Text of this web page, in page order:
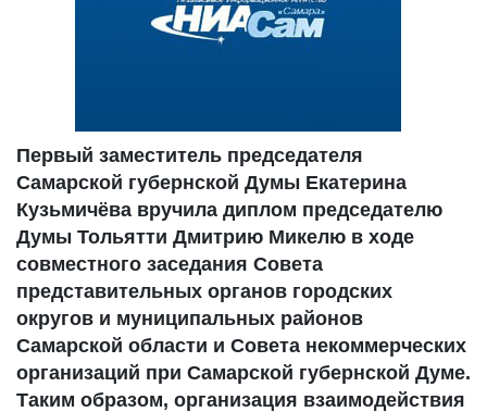
Первый заместитель председателя
Самарской губернской Думы Екатерина
Кузьмичёва вручила диплом председателю
Думы Тольятти Дмитрию Микелю в ходе
совместного заседания Совета
представительных органов городских
округов и муниципальных районов
Самарской области и Совета некоммерческих
организаций при Самарской губернской Думе.
Таким образом, организация взаимодействия